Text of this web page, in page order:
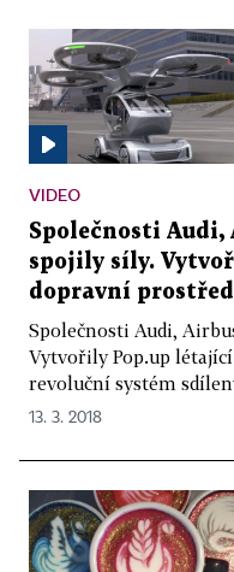
VIDEO
Společnosti
spojily síly.
dopravní
Společnosti Audi,
Vytvořily Pop.up
revoluční systém
13. 3. 2018